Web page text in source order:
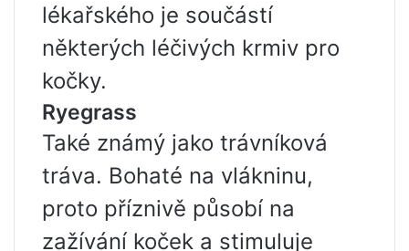
lékařského je součástí
některých léčivých krmiv pro
kočky.
Ryegrass
Také známý jako trávníková
tráva. Bohaté na vlákninu,
proto příznivě působí na
zažívání koček a stimuluje